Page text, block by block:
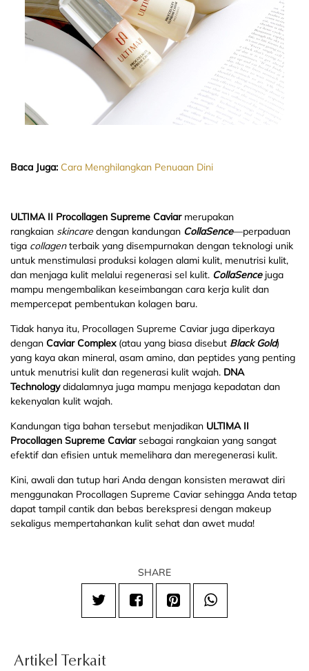
Baca Juga: Cara Menghilangkan Penuaan Dini
ULTIMA II Procollagen Supreme Caviarmerupakan
rangkaian skincare dengan kandungan CollaSence—perpaduan
tiga collagenterbaik yang disempurnakan dengan teknologi unik
untuk menstimulasi produksi kolagen alami kulit, menutrisi kulit,
dan menjaga kulit melalui regenerasi sel kulit. CollaSencejuga
mampu mengembalikan keseimbangan cara kerja kulit dan
mempercepat pembentukan kolagen baru.
Tidak hanya itu, Procollagen Supreme Caviar juga diperkaya
dengan Caviar Complex (atau yang biasa disebut Black Gold)
yang kaya akan mineral, asam amino, dan peptides yang penting
untuk menutrisi kulit dan regenerasi kulit wajah. DNA
Technologydidalamnya juga mampu menjaga kepadatan dan
kekenyalan kulit wajah.
Kandungan tiga bahan tersebut menjadikan ULTIMA II
Procollagen Supreme Caviarsebagai rangkaian yang sangat
efektif dan efisien untuk memelihara dan meregenerasi kulit.
Kini, awali dan tutup hari Anda dengan konsisten merawat diri
menggunakan Procollagen Supreme Caviar sehingga Anda tetap
dapat tampil cantik dan bebas berekspresi dengan makeup
sekaligus mempertahankan kulit sehat dan awet muda!
SHARE
Artikel Terkait